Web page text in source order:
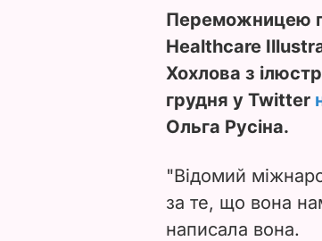
Переможницею
Healthcare
Хохлова з
грудня у Twitter
Ольга Русіна.
"Відомий
за те, що вона
написала вона.